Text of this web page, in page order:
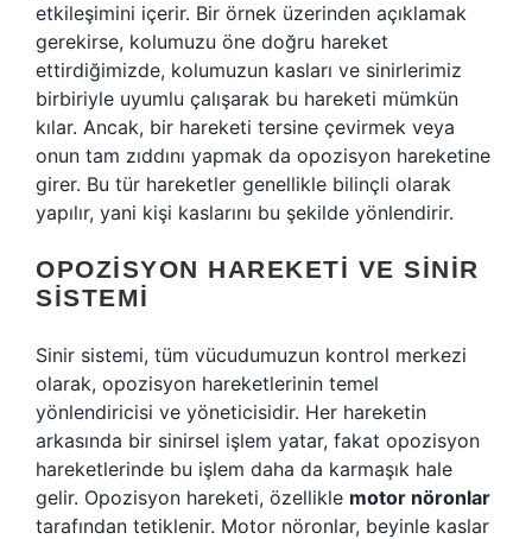
etkileşimini içerir. Bir örnek üzerinden açıklamak
gerekirse, kolumuzu öne doğru hareket
ettirdiğimizde, kolumuzun kasları ve sinirlerimiz
birbiriyle uyumlu çalışarak bu hareketi mümkün
kılar. Ancak, bir hareketi tersine çevirmek veya
onun tam zıddını yapmak da opozisyon hareketine
girer. Bu tür hareketler genellikle bilinçli olarak
yapılır, yani kişi kaslarını bu şekilde yönlendirir.
OPOZISYON HAREKETI VE SINIR
SISTEMI
Sinir sistemi, tüm vücudumuzun kontrol merkezi
olarak, opozisyon hareketlerinin temel
yönlendiricisi ve yöneticisidir. Her hareketin
arkasında bir sinirsel işlem yatar, fakat opozisyon
hareketlerinde bu işlem daha da karmaşık hale
gelir. Opozisyon hareketi, özellikle motor nöronlar
tarafından tetiklenir. Motor nöronlar, beyinle kaslar